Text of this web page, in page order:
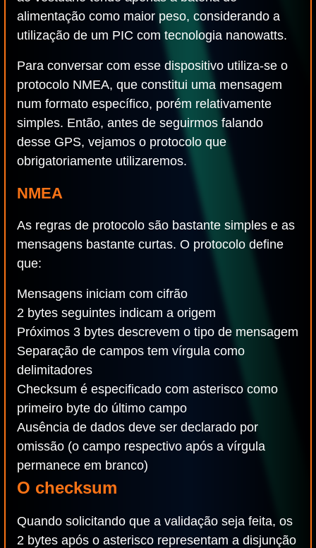
alimentação como maior peso, considerando a
utilização de um PIC com tecnologia nanowatts.
Para conversar com esse dispositivo utiliza-se o
protocolo NMEA, que constitui uma mensagem
num formato específico, porém relativamente
simples. Então, antes de seguirmos falando
desse GPS, vejamos o protocolo que
obrigatoriamente utilizaremos.
NMEA
As regras de protocolo são bastante simples e as
mensagens bastante curtas. O protocolo define
que:
Mensagens iniciam com cifrão
2 bytes seguintes indicam a origem
Próximos 3 bytes descrevem o tipo de mensagem
Separação de campos tem vírgula como
delimitadores
Checksum é especificado com asterisco como
primeiro byte do último campo
Ausência de dados deve ser declarado por
omissão (o campo respectivo após a vírgula
permanece em branco)
O checksum
Quando solicitando que a validação seja feita, os
2 bytes após o asterisco representam a disjunção